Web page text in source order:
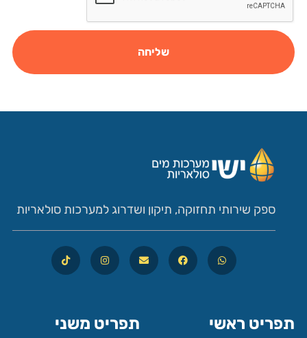
שליחה
ספק שירותי תחזוקה, תיקון ושדרוג למערכות סולאריות
תפריט ראשי תפריט משני